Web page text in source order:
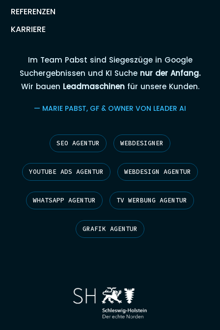
REFERENZEN
KARRIERE
Im Team Pabst sind Siegeszüge in Google
Suchergebnissen und KI Suche nur der Anfang.
Wir bauen Leadmaschinenfür unsere Kunden.
— MARIE PABST, GF & OWNER VON LEADER AI
SEO AGENTUR WEBDESIGNER
YOUTUBE ADS AGENTUR WEBDESIGN AGENTUR
WHATSAPP AGENTUR TV WERBUNG AGENTUR
GRAFIK AGENTUR